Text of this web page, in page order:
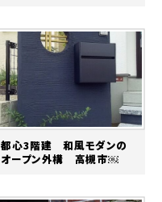
都心3階建 和風モダンの
オープン外構 高槻市￼